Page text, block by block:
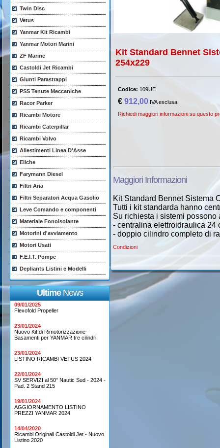
Twin Disc
Vetus
Yanmar Kit Ricambi
Yanmar Motori Marini
ZF Marine
Castoldi Jet Ricambi
Giunti Parastrappi
PSS Tenute Meccaniche
Racor Parker
Ricambi Motore
Ricambi Caterpillar
Ricambi Volvo
Allestimenti Linea D'Asse
Eliche
Farymann Diesel
Filtri Aria
Filtri Separatori Acqua Gasolio
Leve Comando e componenti
Materiale Fonoisolante
Motorini d'avviamento
Motori Usati
F.E.I.T. Pompe
Depliants Listini e Modelli
UltimeNews
09/01/2025
Flexofold Propeller
23/01/2024
Nuovo Kit di Rimotorizzazione-
Basamenti per YANMAR tre cilindri.
23/01/2024
LISTINO RICAMBI VETUS 2024
22/01/2024
SV SERVIZI al 50° Nautic Sud - 2024 -
Pad. 2 Stand 215
19/01/2024
AGGIORNAMENTO LISTINO
PREZZI YANMAR 2024
14/04/2020
Ricambi Originali Castoldi Jet - Nuovo
Listino 2020
Kit Standard Bennet
254x229
Codice: 109UE
€ 912,00IVA esclusa
Richiedi maggiori informazioni su questo
Maggiori Informazioni
Kit Standard Bennet Sistema
Tutti i kit standarda hanno
Su richiesta i sistemi possono
- centralina elettroidraulica 24
- doppio cilindro completo di
Condizioni